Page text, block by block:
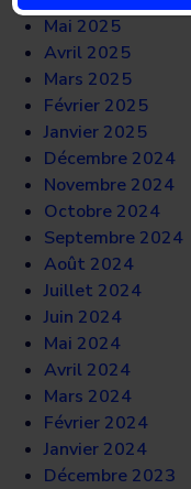
Mai 2025
Avril 2025
Mars 2025
Février 2025
Janvier 2025
Décembre 2024
Novembre 2024
Octobre 2024
Septembre 2024
Août 2024
Juillet 2024
Juin 2024
Mai 2024
Avril 2024
Mars 2024
Février 2024
Janvier 2024
Décembre 2023